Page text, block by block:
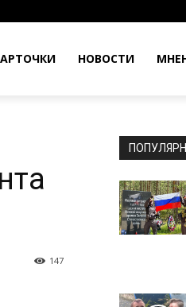
НОВОСТИ
147